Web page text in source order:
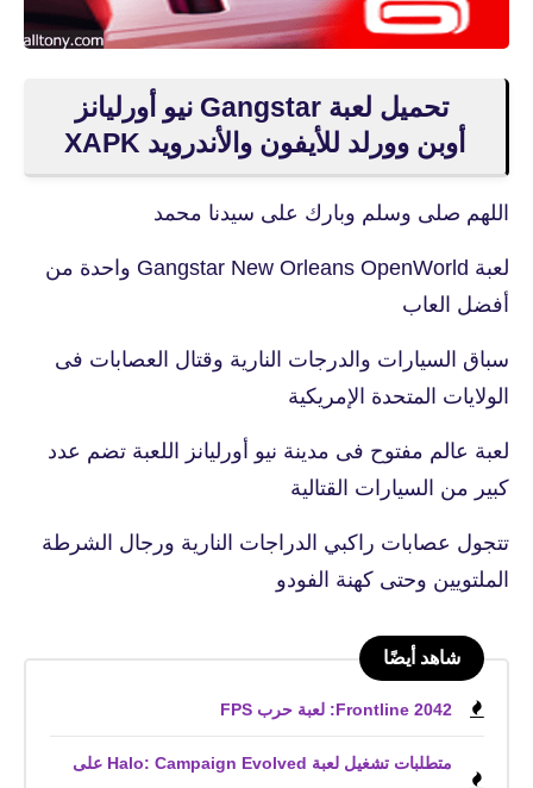
تحميل لعبة Gangstar نيو أورليانز
أوبن وورلد للأيفون والأندرويد XAPK
اللهم صلى وسلم وبارك على سيدنا محمد
لعبة Gangstar New Orleans OpenWorld واحدة من
أفضل العاب
سباق السيارات والدرجات النارية وقتال العصابات فى
الولايات المتحدة الإمريكية
لعبة عالم مفتوح فى مدينة نيو أورليانز اللعبة تضم عدد
كبير من السيارات القتالية
تتجول عصابات راكبي الدراجات النارية ورجال الشرطة
الملتويين وحتى كهنة الفودو
شاهد أيضًا
Frontline 2042: لعبة حرب FPS
متطلبات تشغيل لعبة Halo: Campaign Evolved على